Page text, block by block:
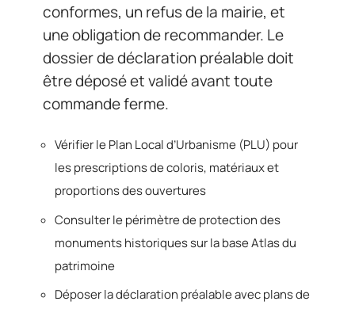
conformes, un refus de la mairie, et
une obligation de recommander. Le
dossier de déclaration préalable doit
être déposé et validé avant toute
commande ferme.
Vérifier le Plan Local d’Urbanisme (PLU) pour
les prescriptions de coloris, matériaux et
proportions des ouvertures
Consulter le périmètre de protection des
monuments historiques sur la base Atlas du
patrimoine
Déposer la déclaration préalable avec plans de